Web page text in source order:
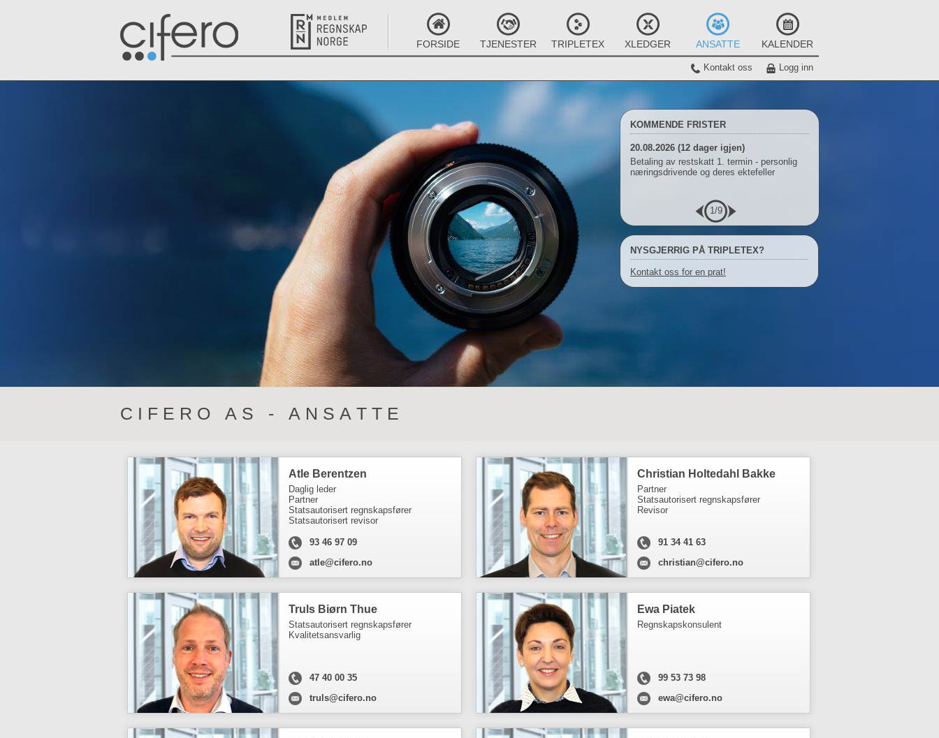
KALENDER
ANSATTE
XLEDGER
TRIPLETEX
TJENESTER
FORSIDE
Logg inn
Kontakt oss
KOMMENDE FRISTER
20.08.2026 (12 dager igjen)
Betaling av restskatt 1. termin - personlig
næringsdrivende og deres ektefeller
1/9
NYSGJERRIG PÅ TRIPLETEX?
Kontakt oss for en prat!
C I F E R O A S - A N S A T T E
Atle Berentzen
Daglig leder
Partner
Statsautorisert regnskapsfører
Statsautorisert revisor
93 46 97 09
atle@cifero.no
Christian Holtedahl Bakke
Partner
Statsautorisert regnskapsfører
Revisor
91 34 41 63
christian@cifero.no
Truls Biørn Thue
Statsautorisert regnskapsfører
Kvalitetsansvarlig
47 40 00 35
truls@cifero.no
Ewa Piatek
Regnskapskonsulent
99 53 73 98
ewa@cifero.no